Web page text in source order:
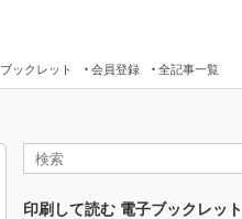
ブックレット 会員登録 全記事一覧
印刷して読む 電子ブックレット